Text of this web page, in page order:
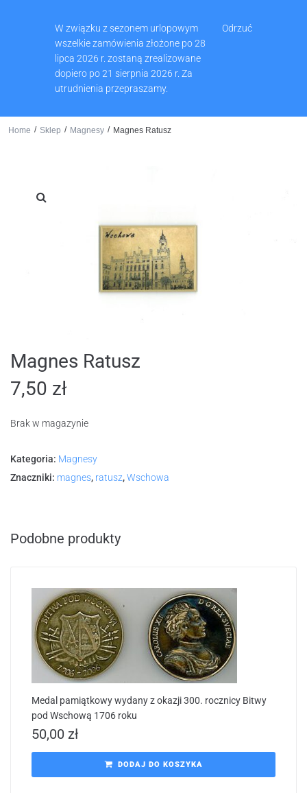
W związku z sezonem urlopowym
wszelkie zamówienia złożone po 28
lipca 2026 r. zostaną zrealizowane
dopiero po 21 sierpnia 2026 r. Za
utrudnienia przepraszamy.
Odrzuć
65 540 74 61
Home / Sklep / Magnesy / Magnes Ratusz
Magnes Ratusz
7,50 zł
Brak w magazynie
Kategoria: Magnesy
Znaczniki: magnes, ratusz,Wschowa
Podobne produkty
Medal pamiątkowy wydany z okazji 300. rocznicy Bitwy
pod Wschową 1706 roku
50,00 zł
DODAJ DO KOSZYKA